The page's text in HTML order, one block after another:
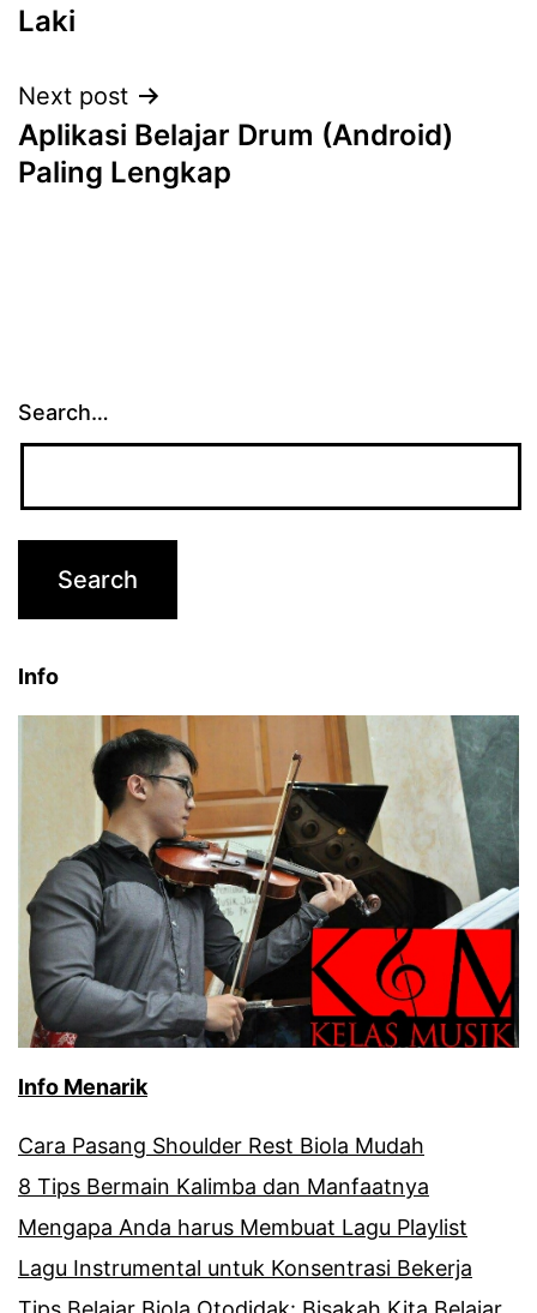
Laki
Next post
Aplikasi Belajar Drum (Android)
Paling Lengkap
Search…
Info
Info Menarik
Cara Pasang Shoulder Rest Biola Mudah
8 Tips Bermain Kalimba dan Manfaatnya
Mengapa Anda harus Membuat Lagu Playlist
Lagu Instrumental untuk Konsentrasi Bekerja